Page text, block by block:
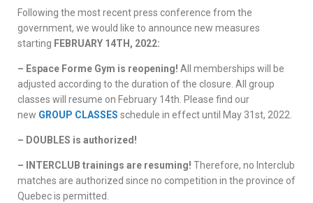
Following the most recent press conference from the
government, we would like to announce new measures
starting FEBRUARY 14TH, 2022:
– Espace Forme Gym is reopening! All memberships will be
adjusted according to the duration of the closure. All group
classes will resume on February 14th. Please find our
new GROUP CLASSES schedule in effect until May 31st, 2022.
– DOUBLES is authorized!
– INTERCLUB trainings are resuming! Therefore, no Interclub
matches are authorized since no competition in the province of
Quebec is permitted.